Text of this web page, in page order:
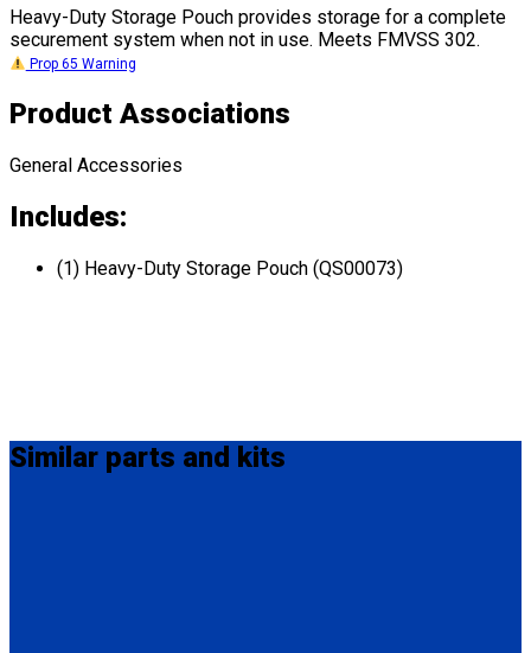
Heavy-Duty Storage Pouch provides storage for a complete
securement system when not in use. Meets FMVSS 302.
Prop 65 Warning
Product Associations
General Accessories
Includes:
(1) Heavy-Duty Storage Pouch (QS00073)
Similar parts and kits